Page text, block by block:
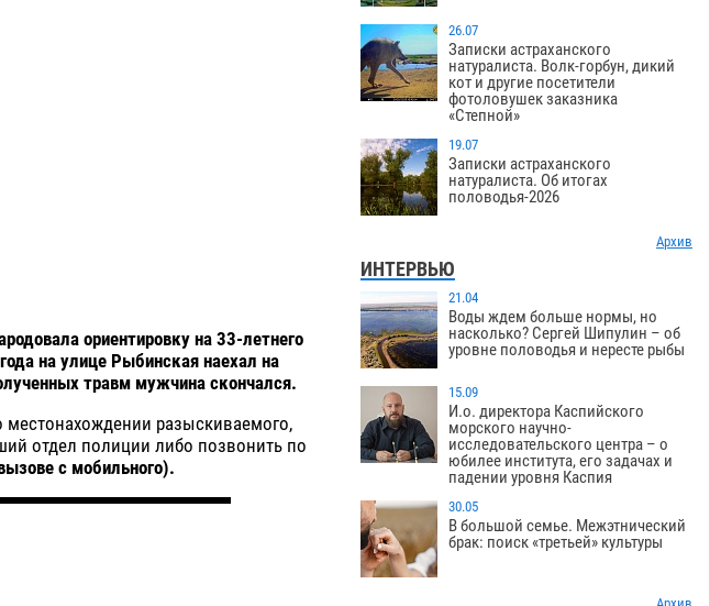
ориентировку на 33-летнего
на улице Рыбинская наехал на
травм мужчина скончался.
местонахождении разыскиваемого,
отдел полиции либо позвонить по
с мобильного).
26.07
Записки астраханского
натуралиста. Волк-горбун, дикий
кот и другие посетители
фотоловушек заказника
«Степной»
19.07
Записки астраханского
натуралиста. Об итогах
половодья-2026
Архив
ИНТЕРВЬЮ
21.04
Воды ждем больше нормы, но
насколько? Сергей Шипулин – об
уровне половодья и нересте рыбы
15.09
И.о. директора Каспийского
морского научно-
исследовательского центра – о
юбилее института, его задачах и
падении уровня Каспия
30.05
В большой семье. Межэтнический
брак: поиск «третьей» культуры